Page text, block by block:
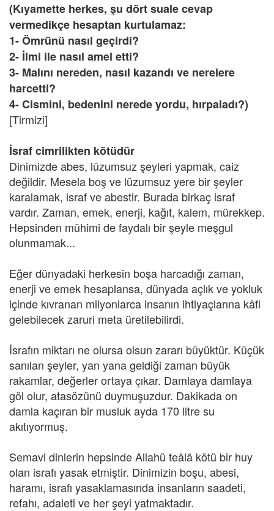
(Kıyamette herkes, şu dört suale cevap
vermedikçe hesaptan kurtulamaz:
1- Ömrünü nasıl geçirdi?
2- İlmi ile nasıl amel etti?
3- Malını nereden, nasıl kazandı ve nerelere
harcetti?
4- Cismini, bedenini nerede yordu, hırpaladı?)
[Tirmizi]
İsraf cimrilikten kötüdür
Dinimizde abes, lüzumsuz şeyleri yapmak, caiz
değildir. Mesela boş ve lüzumsuz yere bir şeyler
karalamak, israf ve abestir. Burada birkaç israf
vardır. Zaman, emek, enerji, kağıt, kalem, mürekkep.
Hepsinden mühimi de faydalı bir şeyle meşgul
olunmamak...
Eğer dünyadaki herkesin boşa harcadığı zaman,
enerji ve emek hesaplansa, dünyada açlık ve yokluk
içinde kıvranan milyonlarca insanın ihtiyaçlarına kâfi
gelebilecek zaruri meta üretilebilirdi.
İsrafın miktarı ne olursa olsun zararı büyüktür. Küçük
sanılan şeyler, yan yana geldiği zaman büyük
rakamlar, değerler ortaya çıkar. Damlaya damlaya
göl olur, atasözünü duymuşuzdur. Dakikada on
damla kaçıran bir musluk ayda 170 litre su
akıtıyormuş.
Semavi dinlerin hepsinde Allahü teâlâ kötü bir huy
olan israfı yasak etmiştir. Dinimizin boşu, abesi,
haramı, israfı yasaklamasında insanların saadeti,
refahı, adaleti ve her şeyi yatmaktadır.